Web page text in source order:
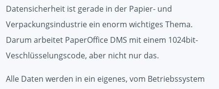
Datensicherheit ist gerade in der Papier- und
Verpackungsindustrie ein enorm wichtiges Thema.
Darum arbeitet PaperOffice DMS mit einem 1024bit-
Veschlüsselungscode, aber nicht nur das.
Alle Daten werden in ein eigenes, vom Betriebssystem